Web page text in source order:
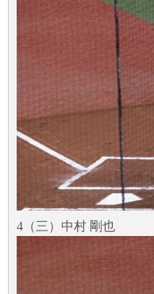
4（三）中村 剛也